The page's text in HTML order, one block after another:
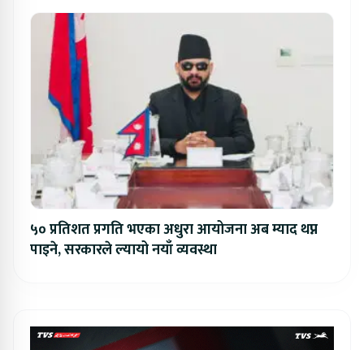
५० प्रतिशत प्रगति भएका अधुरा आयोजना अब म्याद थप्न
पाइने, सरकारले ल्यायो नयाँ व्यवस्था